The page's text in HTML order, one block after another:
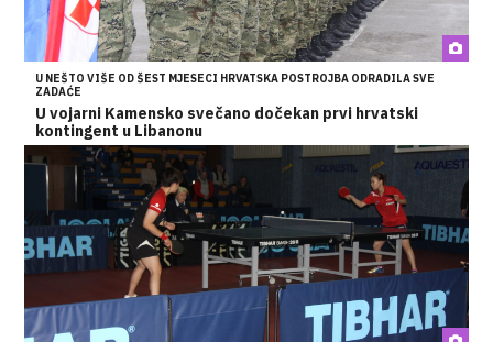
U NEŠTO VIŠE OD ŠEST MJESECI HRVATSKA POSTROJBA ODRADILA SVE
ZADAĆE
U vojarni Kamensko svečano dočekan prvi hrvatski
kontingent u Libanonu